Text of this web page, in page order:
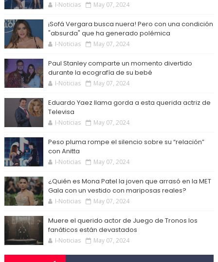
I-Noticias May 07, 2024
¡Sofá Vergara busca nuera! Pero con una condición
"absurda" que ha generado polémica
I-Noticias May 07, 2024
Paul Stanley comparte un momento divertido
durante la ecografía de su bebé
I-Noticias May 07, 2024
Eduardo Yaez llama gorda a esta querida actriz de
Televisa
I-Noticias May 07, 2024
Peso pluma rompe el silencio sobre su “relación”
con Anitta
I-Noticias May 07, 2024
¿Quién es Mona Patel la joven que arrasó en la MET
Gala con un vestido con mariposas reales?
I-Noticias May 07, 2024
Muere el querido actor de Juego de Tronos los
fanáticos están devastados
I-Noticias May 07, 2024